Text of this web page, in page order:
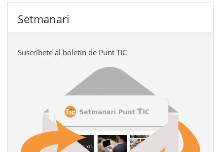
Setmanari
Suscríbete al boletín de Punt TIC